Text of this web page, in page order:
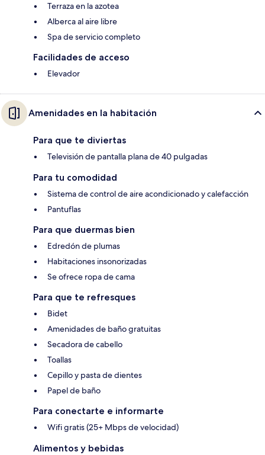
Terraza en la azotea
Alberca al aire libre
Spa de servicio completo
Facilidades de acceso
Elevador
Amenidades en la habitación
Para que te diviertas
Televisión de pantalla plana de 40 pulgadas
Para tu comodidad
Sistema de control de aire acondicionado y calefacción
Pantuflas
Para que duermas bien
Edredón de plumas
Habitaciones insonorizadas
Se ofrece ropa de cama
Para que te refresques
Bidet
Amenidades de baño gratuitas
Secadora de cabello
Toallas
Cepillo y pasta de dientes
Papel de baño
Para conectarte e informarte
Wifi gratis (25+ Mbps de velocidad)
Alimentos y bebidas